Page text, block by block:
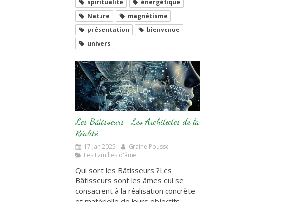
spiritualité
énergétique
Nature
magnétisme
présentation
bienvenue
univers
Les Bâtisseurs : Les Architectes de la
Réalité
17 Jan 2025
Graine Pousse
Les Familles d'âme
Qui sont les Bâtisseurs ?Les
Bâtisseurs sont les âmes qui se
consacrent à la réalisation concrète